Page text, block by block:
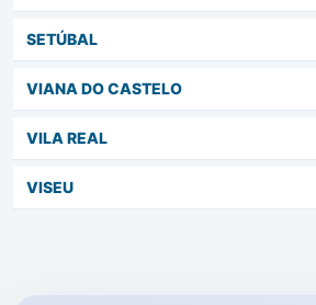
SETÚBAL
VIANA DO CASTELO
VILA REAL
VISEU